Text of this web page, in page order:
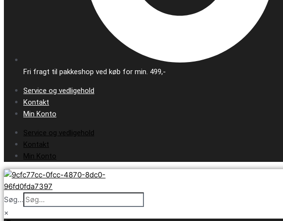
Fri fragt til pakkeshop ved køb for min. 499,-
Service og vedligehold
Kontakt
Min Konto
Service og vedligehold
Kontakt
Min Konto
Søg...
×